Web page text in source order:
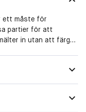
ett måste för
partier för att
in utan att färgen
adjö till konstiga